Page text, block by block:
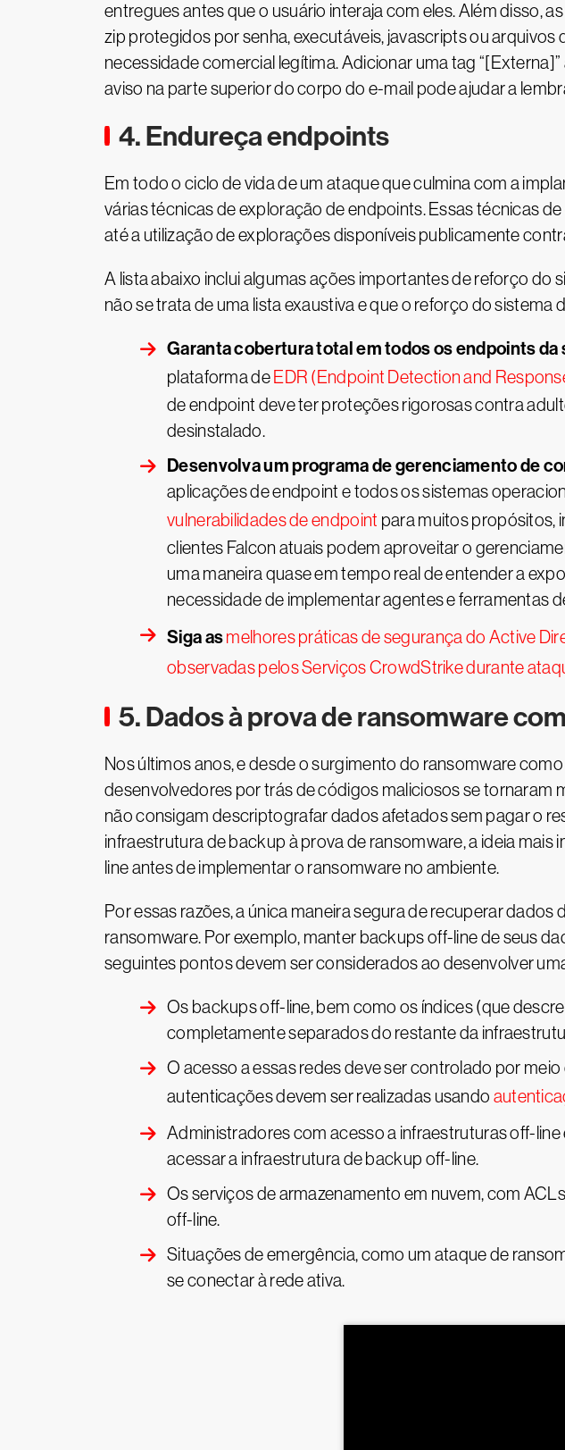
entregues antes que o usuário interaja com eles. Além disso,
zip protegidos por senha, executáveis, javascripts ou
necessidade comercial legítima. Adicionar uma tag
aviso na parte superior do corpo do e-mail pode ajudar a
4. Endureça endpoints
Em todo o ciclo de vida de um ataque que culmina com a
várias técnicas de exploração de endpoints. Essas técnicas
até a utilização de explorações disponíveis publicamente
A lista abaixo inclui algumas ações importantes de reforço
não se trata de uma lista exaustiva e que o reforço do sistema
Garanta cobertura total em todos os endpoints
plataforma de EDR (Endpoint Detection and
de endpoint deve ter proteções rigorosas contra
desinstalado.
Desenvolva um programa de gerenciamento de
aplicações de endpoint e todos os sistemas
vulnerabilidades de endpoint para muitos propósitos,
clientes Falcon atuais podem aproveitar o
uma maneira quase em tempo real de entender a
necessidade de implementar agentes e ferramentas
Siga asmelhores práticas de segurança do Active
observadas pelos Serviços CrowdStrike durante
5. Dados à prova de ransomware
Nos últimos anos, e desde o surgimento do ransomware
desenvolvedores por trás de códigos maliciosos se tornaram
não consigam descriptografar dados afetados sem pagar o
infraestrutura de backup à prova de ransomware, a ideia
line antes de implementar o ransomware no ambiente.
Por essas razões, a única maneira segura de recuperar
ransomware. Por exemplo, manter backups off-line de seus
seguintes pontos devem ser considerados ao desenvolver
Os backups off-line, bem como os índices (que
completamente separados do restante da
O acesso a essas redes deve ser controlado por
autenticações devem ser realizadas usando
Administradores com acesso a infraestruturas off-
acessar a infraestrutura de backup off-line.
Os serviços de armazenamento em nuvem, com
off-line.
Situações de emergência, como um ataque de
se conectar à rede ativa.